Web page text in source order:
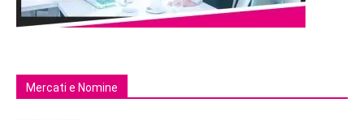
Mercati e Nomine